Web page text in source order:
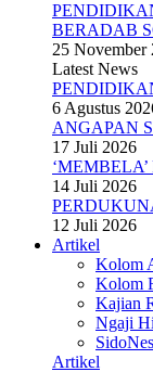
BERADAB
25 November
Latest News
6 Agustus
ANGAPAN
17 Juli 2026
14 Juli 2026
12 Juli 2026
Artikel
Kolom
Kolom
Kajian
Ngaji
Artikel